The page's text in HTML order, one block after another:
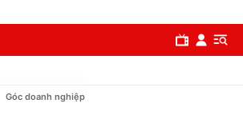
Góc doanh nghiệp